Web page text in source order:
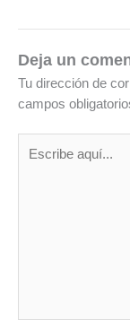
Deja un
Tu dirección de
campos
aquí...